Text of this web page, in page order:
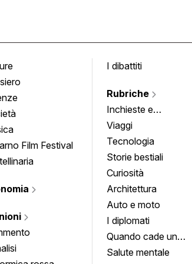
Film Festival
I dibattiti
Rubriche
Inchieste e
approfondimenti
Viaggi
Tecnologia
Storie bestiali
Curiosità
Architettura
Auto e moto
I diplomati
Quando cade un
quadro
Salute mentale